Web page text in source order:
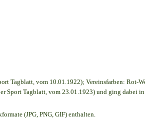
Tagblatt, vom 10.01.1922); Vereinsfarben: Rot-
Sport Tagblatt, vom 23.01.1923) und ging dabei
(JPG, PNG, GIF) enthalten.